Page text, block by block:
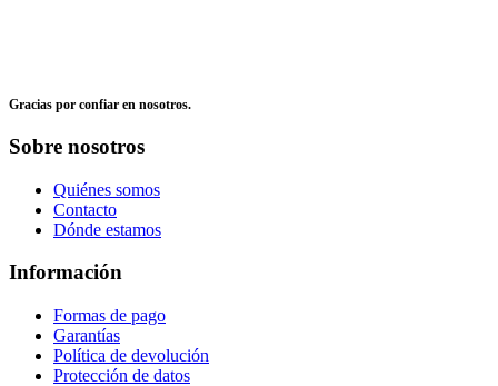
Gracias por confiar en nosotros.
Sobre nosotros
Quiénes somos
Contacto
Dónde estamos
Información
Formas de pago
Garantías
Política de devolución
Protección de datos